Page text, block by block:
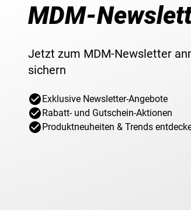
MDM-
Jetzt zum MDM-Newsletter
sichern
Exklusive Newsletter-Angebote
Rabatt- und Gutschein-Aktionen
Produktneuheiten & Trends